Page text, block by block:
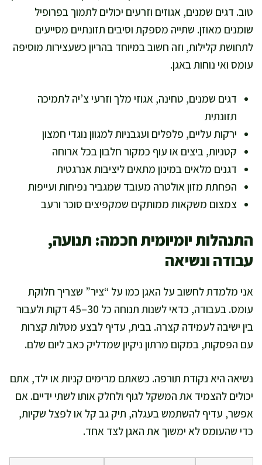
טוב. דגים שמנים, אגוזים וזרעים יכולים לתמוך בפרופיל
שומנים מאוזן. שתייה מספקת וסיבים תזונתיים מסייעים
לתחושת קלילות, וזה חשוב במיוחד בהריון כשעצירות מוסיפה
עומס ואי נוחות באגן.
דגים שמנים, טחינה, אגוזי מלך וזרעי צ’יה לתמיכה
תזונתית
ירקות עליים, פלפלים ועגבניות למגוון נוגדי חמצון
קטניות, ביצים או עוף כמקור חלבון בכל ארוחה
דגנים מלאים במינון מתאים ליציבות אנרגטית
הפחתת מזון אולטרה מעובד שמגביר נפיחות ועייפות
צמצום משקאות ממותקים שמקפיצים סוכר ורעב
התנהלות יומיומית חכמה: תנועה,
עבודה ונשיאה
אני מלמדת לחשוב על האגן כמו על “ציר” שצריך חלוקת
עומס. בעבודה, כדאי לשנות תנוחה כל 30–45 דקות ולעבור
בין ישיבה לעמידה קצרה. בבית, עדיף לבצע מטלות קצרות
עם הפסקות, במקום מרתון ניקיון שמדליק כאב ליום שלם.
נשיאה היא נקודת תורפה. כשאתם מרימים קניות או ילד, אתם
יכולים להצמיד את המשקל לגוף ולחלק אותו לשתי ידיים. אם
אפשר, עדיף להשתמש בעגלה, תיק גב קל או לפצל שקיות,
כדי שהעומס לא ימשוך את האגן לצד אחד.